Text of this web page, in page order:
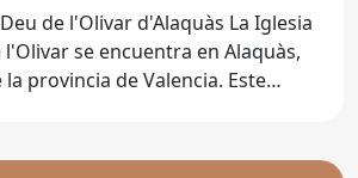
l'Olivar d'Alaquàs La Iglesia
se encuentra en Alaquàs,
provincia de Valencia. Este